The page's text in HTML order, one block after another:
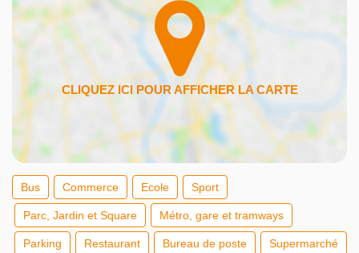
Bus Commerce Ecole Sport
Parc, Jardin et Square Métro, gare et tramways
Parking Restaurant Bureau de poste Supermarché